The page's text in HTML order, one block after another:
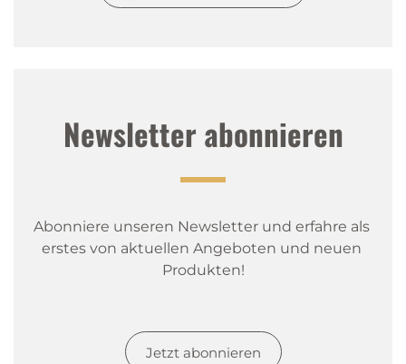
Newsletter abonnieren
Abonniere unseren Newsletter und erfahre als
erstes von aktuellen Angeboten und neuen
Produkten!
Jetzt abonnieren